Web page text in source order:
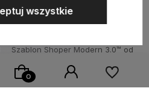
Szablon Shoper Modern 3.0™ od
wszystkie